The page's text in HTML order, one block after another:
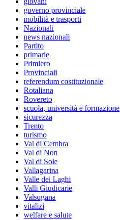
governo provinciale
mobilità e trasporti
Nazionali
news nazionali
Partito
primarie
Primiero
Provinciali
referendum costituzionale
Rotaliana
Rovereto
scuola, università e formazione
sicurezza
Trento
turismo
Val di Cembra
Val di Non
Val di Sole
Vallagarina
Valle dei Laghi
Valli Giudicarie
Valsugana
vitalizi
welfare e salute